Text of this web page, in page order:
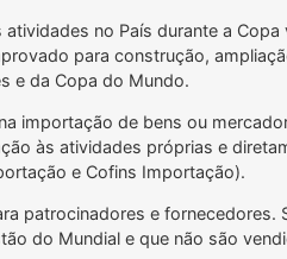
no País durante a
para construção,
e da Copa do Mundo.
importação de bens ou
às atividades próprias e
e Cofins Importação).
patrocinadores e
do Mundial e que não são